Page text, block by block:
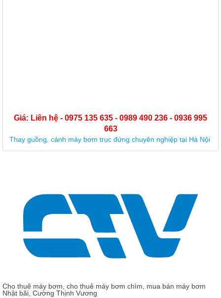
Giá: Liên hệ - 0975 135 635 - 0989 490 236 - 0936 995
663
Sửa chữa, bảo dưỡng máy bơm công nghiệp uy tín nhất Hà Nội
Cho thuê máy bơm, cho thuê máy bơm chìm, mua bán máy bơm
Nhật bãi, Cường Thịnh Vương